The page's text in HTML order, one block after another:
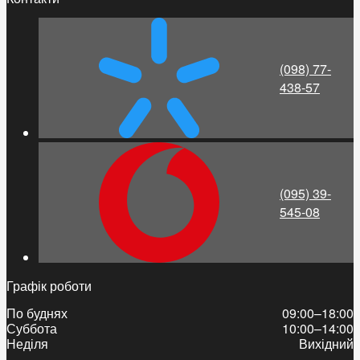
(098) 77-
438-57
(095) 39-
545-08
Графік роботи
По буднях
09:00–18:00
Суббота
10:00–14:00
Неділя
Вихідний